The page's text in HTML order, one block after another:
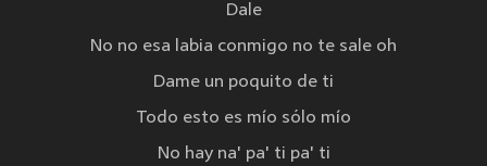
Dale
No no esa labia conmigo no te sale oh
Dame un poquito de ti
Todo esto es mío sólo mío
No hay na' pa' ti pa' ti